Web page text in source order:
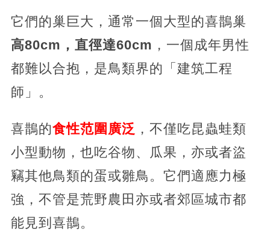
它們的巢巨大，通常一個大型的喜鵲巢
高80cm，直徑達60cm ，一個成年男性
都難以合抱，是鳥類界的「建筑工程
師」。
喜鵲的食性范圍廣泛 ，不僅吃昆蟲蛙類
小型動物，也吃谷物、瓜果，亦或者盜
竊其他鳥類的蛋或雛鳥。它們適應力極
強，不管是荒野農田亦或者郊區城市都
能見到喜鵲。